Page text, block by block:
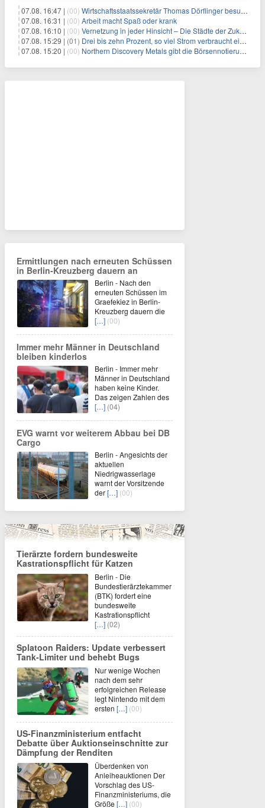
07.08. 16:47 | (00) Wirtschaftsstaatssekretär Thomas Dörflinger besucht Handwerksbetrieb im Kammerbezirk Freiburg
07.08. 16:31 | (00) Arbeit macht Spaß oder krank
07.08. 16:10 | (00) Vernetzung in jeder Hinsicht – Die Städte der Zukunft sind grün-blau
07.08. 15:29 | (01) Drei bis zehn Prozent, so viel Strom verbraucht ein Aufzug im Gebäude
07.08. 15:20 | (00) Northern Discovery Metals gibt die Börsennotierung an der Frankfurter Wertpapierbörse bekannt
Ermittlungen nach erneuten Schüssen
in Berlin-Kreuzberg dauern an
Berlin - Nach den
erneuten Schüssen im
Graefekiez in Berlin-
Kreuzberg dauern die
[…] (00)
Immer mehr Männer in Deutschland
bleiben kinderlos
Berlin - Immer mehr
Männer in Deutschland
haben keine Kinder.
Das zeigen Zahlen des
[…] (04)
EVG warnt vor weiterem Abbau bei DB
Cargo
Berlin - Angesichts der
aktuellen
Niedrigwasserlage
warnt der Vorsitzende
der[…] (00)
Tierärzte fordern bundesweite
Kastrationspflicht für Katzen
Berlin - Die
Bundestierärztekammer
(BTK) fordert eine
bundesweite
Kastrationspflicht
[…] (02)
Splatoon Raiders: Update verbessert
Tank-Limiter und behebt Bugs
Nur wenige Wochen
nach dem sehr
erfolgreichen Release
legt Nintendo mit dem
ersten […] (00)
US-Finanzministerium entfacht
Debatte über Auktionseinschnitte zur
Dämpfung der Renditen
Überdenken von
Anleiheauktionen Der
Vorschlag des US-
Finanzministeriums, die
Größe […] (00)